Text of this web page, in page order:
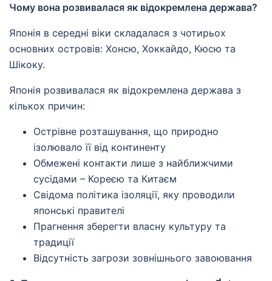
Чому вона розвивалася як відокремлена держава?
Японія в середні віки складалася з чотирьох
основних островів: Хонсю, Хоккайдо, Кюсю та
Шікоку.
Японія розвивалася як відокремлена держава з
кількох причин:
Острівне розташування, що природно
ізолювало її від континенту
Обмежені контакти лише з найближчими
сусідами – Кореєю та Китаєм
Свідома політика ізоляції, яку проводили
японські правителі
Прагнення зберегти власну культуру та
традиції
Відсутність загрози зовнішнього завоювання